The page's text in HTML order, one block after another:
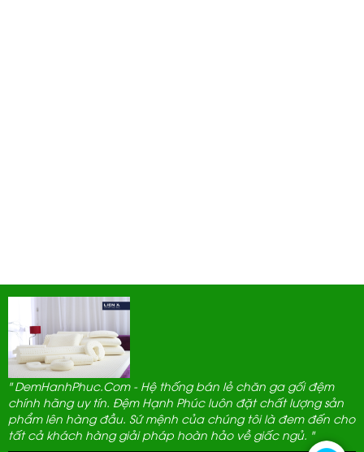
" DemHanhPhuc.Com - Hệ thống bán lẻ chăn ga gối đệm
chính hãng uy tín. Đệm Hạnh Phúc luôn đặt chất lượng sản
phẩm lên hàng đầu. Sứ mệnh của chúng tôi là đem đến cho
tất cả khách hàng giải pháp hoàn hảo về giấc ngủ. "